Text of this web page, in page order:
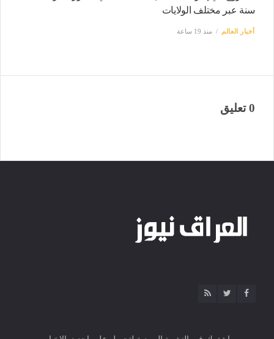
سنة عبر مختلف الولايات
أخبار العالم منذ 19 ساعة
0 تعليق